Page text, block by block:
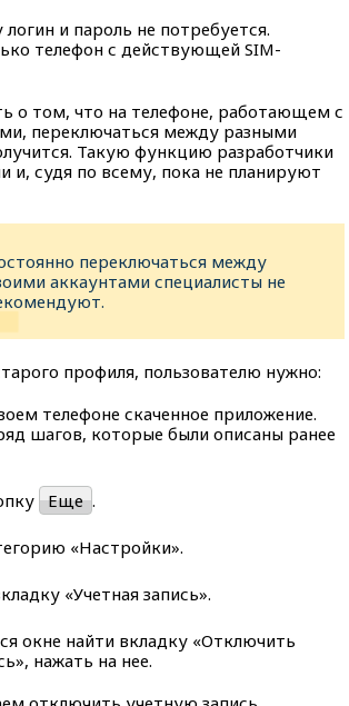
и пароль не потребуется.
телефон с действующей SIM-
о том, что на телефоне, работающем с
переключаться между разными
Такую функцию разработчики
и, судя по всему, пока не планируют
переключаться между
аккаунтами специалисты не
профиля, пользователю нужно:
телефоне скаченное приложение.
шагов, которые были описаны ранее
Еще .
«Настройки».
«Учетная запись».
окне найти вкладку «Отключить
нажать на нее.